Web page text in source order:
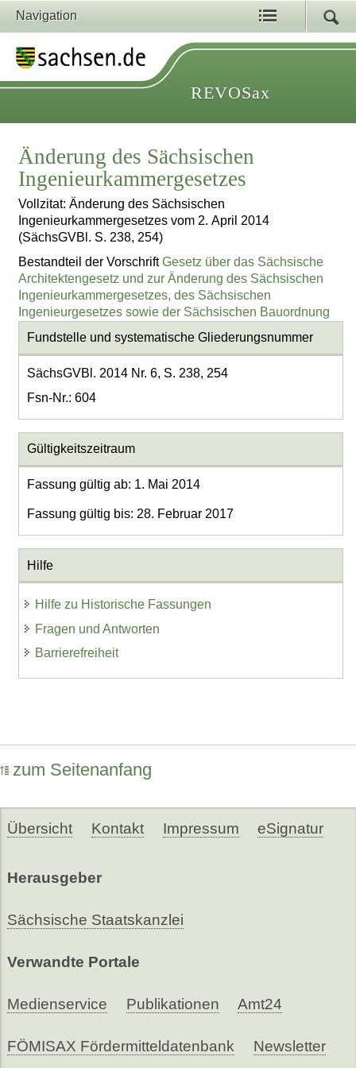
Navigation
REVOSax
Änderung des Sächsischen
Ingenieurkammergesetzes
Vollzitat: Änderung des Sächsischen
Ingenieurkammergesetzes vom 2. April 2014
(SächsGVBl. S. 238, 254)
Bestandteil der VorschriftGesetz über das Sächsische
Architektengesetz und zur Änderung des Sächsischen
Ingenieurkammergesetzes, des Sächsischen
Ingenieurgesetzes sowie der Sächsischen Bauordnung
Fundstelle und systematische Gliederungsnummer
SächsGVBl. 2014 Nr. 6, S. 238, 254
Fsn-Nr.: 604
Gültigkeitszeitraum
Fassung gültig ab: 1. Mai 2014
Fassung gültig bis: 28. Februar 2017
Hilfe
Hilfe zu Historische Fassungen
Fragen und Antworten
Barrierefreiheit
zum Seitenanfang
Übersicht Kontakt Impressum eSignatur
Herausgeber
Sächsische Staatskanzlei
Verwandte Portale
Medienservice Publikationen Amt24
FÖMISAX Fördermitteldatenbank Newsletter